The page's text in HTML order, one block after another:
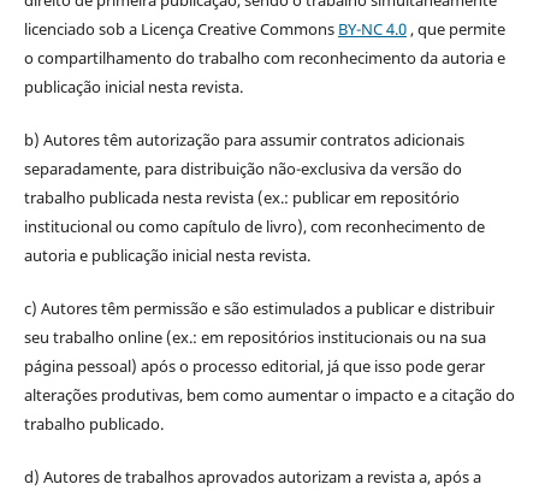
licenciado sob a Licença Creative Commons BY-NC 4.0, que permite
o compartilhamento do trabalho com reconhecimento da autoria e
publicação inicial nesta revista.
b) Autores têm autorização para assumir contratos adicionais
separadamente, para distribuição não-exclusiva da versão do
trabalho publicada nesta revista (ex.: publicar em repositório
institucional ou como capítulo de livro), com reconhecimento de
autoria e publicação inicial nesta revista.
c) Autores têm permissão e são estimulados a publicar e distribuir
seu trabalho online (ex.: em repositórios institucionais ou na sua
página pessoal) após o processo editorial, já que isso pode gerar
alterações produtivas, bem como aumentar o impacto e a citação do
trabalho publicado.
d) Autores de trabalhos aprovados autorizam a revista a, após a